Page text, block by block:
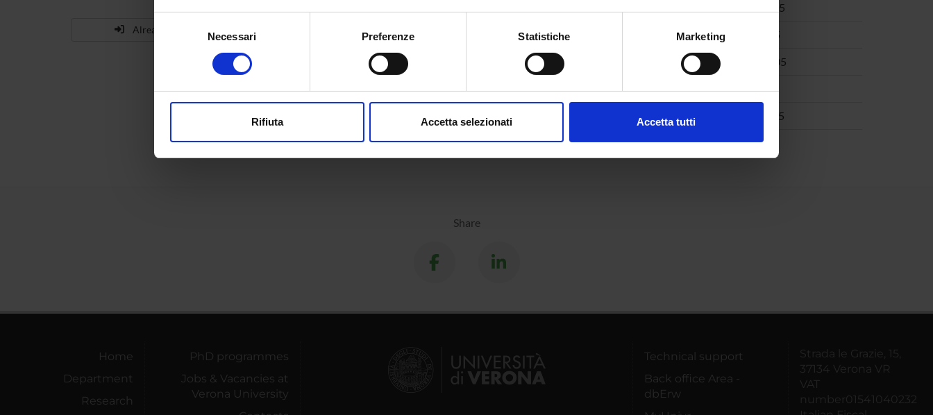
Con il tuo consenso, vorremmo anche:
raccogliere informazioni sulla tua posizione geografica, con un'approssimazione di qualche metro,
digitali).
modificare o ritirare il tuo consenso in qualsiasi momento dalla Dichiarazione sui cookie.
del
Necessari Preferenze Statistiche Marketing
Rifiuta Accetta selezionati Accetta tutti
Already enrolled?
Mar 29, 2005
May 1, 2005
Patron Saint's Day S. Zeno May 21, 2005
The Day of the Republic Jun 2, 2005 Jun 2, 2005
Aug 31, 2005
Share
Home
Department
Research
PhD programmes
Jobs & Vacancies at
Verona University
Technical support
Back office Area -
dbErw
Strada le Grazie, 15,
37134 Verona VR
VAT
number01541040232